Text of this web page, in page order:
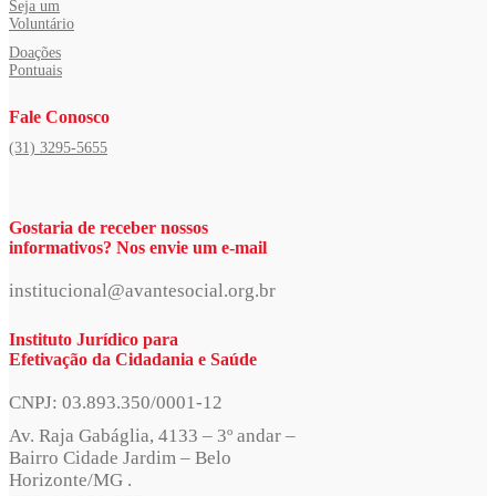
Seja um
Voluntário
Doações
Pontuais
Fale Conosco
(31) 3295-5655
Gostaria de receber nossos
informativos? Nos envie um e-mail
institucional@avantesocial.org.br
Instituto Jurídico para
Efetivação da Cidadania e Saúde
CNPJ: 03.893.350/0001-12
Av. Raja Gabáglia, 4133 – 3º andar –
Bairro Cidade Jardim – Belo
Horizonte/MG .